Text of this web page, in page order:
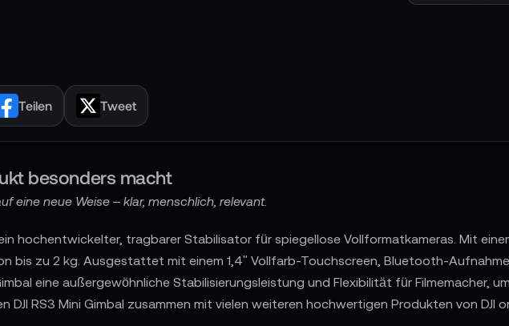
Teilen Tweet
besonders macht
eine neue Weise – klar, menschlich, relevant.
ein hochentwickelter, tragbarer Stabilisator für spiegellose Vollformatkameras. Mit
bis zu 2 kg. Ausgestattet mit einem 1,4" Vollfarb-Touchscreen, Bluetooth-
eine außergewöhnliche Stabilisierungsleistung und Flexibilität für Filmemacher,
DJI RS3 Mini Gimbal zusammen mit vielen weiteren hochwertigen Produkten von DJI